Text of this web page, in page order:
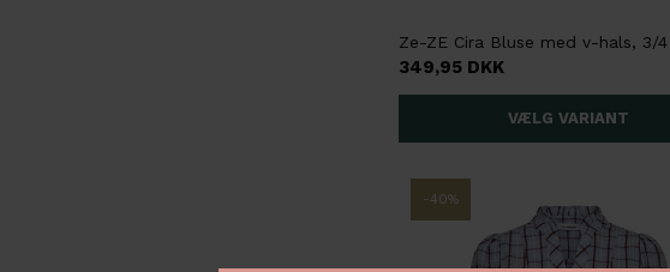
349,95 DKK
-40%